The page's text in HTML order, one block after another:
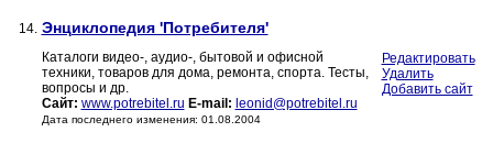
14. Энциклопедия 'Потребителя'
Каталоги видео-, аудио-, бытовой и офисной
техники, товаров для дома, ремонта, спорта. Тесты,
вопросы и др.
Сайт: www.potrebitel.ru E-mail: leonid@potrebitel.ru
Дата последнего изменения: 01.08.2004
Редактировать
Удалить
Добавить сайт